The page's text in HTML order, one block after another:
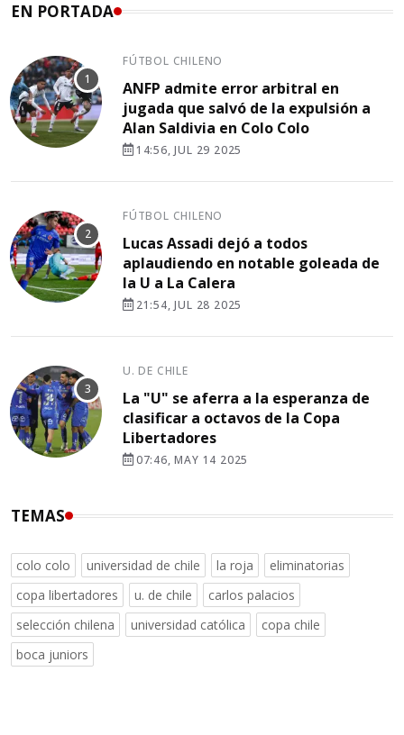
EN PORTADA
FÚTBOL CHILENO
ANFP admite error arbitral en
jugada que salvó de la expulsión a
Alan Saldivia en Colo Colo
14:56, JUL 29 2025
FÚTBOL CHILENO
Lucas Assadi dejó a todos
aplaudiendo en notable goleada de
la U a La Calera
21:54, JUL 28 2025
U. DE CHILE
La "U" se aferra a la esperanza de
clasificar a octavos de la Copa
Libertadores
07:46, MAY 14 2025
TEMAS
colo colo universidad de chile la roja
eliminatorias
copa libertadores
u. de chile
carlos palacios
selección chilena
universidad católica
copa chile
boca juniors